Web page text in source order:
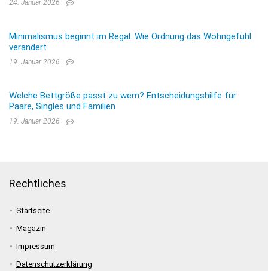
24. Januar 2026
Minimalismus beginnt im Regal: Wie Ordnung das Wohngefühl
verändert
19. Januar 2026
Welche Bettgröße passt zu wem? Entscheidungshilfe für
Paare, Singles und Familien
19. Januar 2026
Rechtliches
Startseite
Magazin
Impressum
Datenschutzerklärung